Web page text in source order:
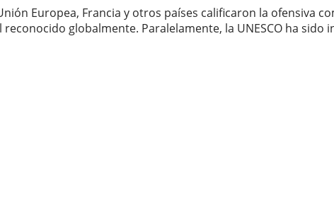
Europea, Francia y otros países calificaron la ofensiva
globalmente. Paralelamente, la UNESCO ha sido